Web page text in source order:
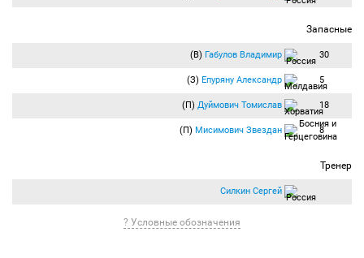
Запасные
(В) Габулов Владимир 30
(З) Епуряну Александр 5
(П) Дуймович Томислав 18
(П) Мисимович Звездан 8
Тренер
Силкин Сергей
? Условные обозначения